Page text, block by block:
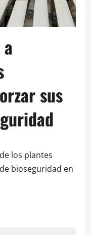
sus
los plantes
bioseguridad en